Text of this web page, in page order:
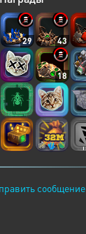
29 43
18
сообщение